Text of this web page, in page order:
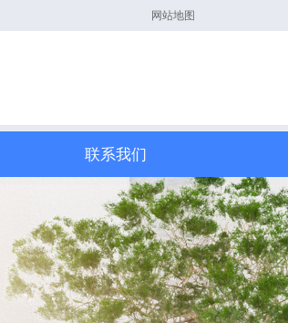
网站地图
联系我们